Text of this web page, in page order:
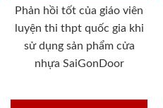
Phản hồi tốt của giáo viên
luyện thi thpt quốc gia khi
sử dụng sản phẩm cửa
nhựa SaiGonDoor